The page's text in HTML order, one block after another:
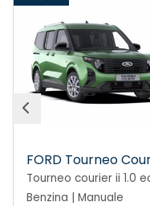
Benzina | Manuale